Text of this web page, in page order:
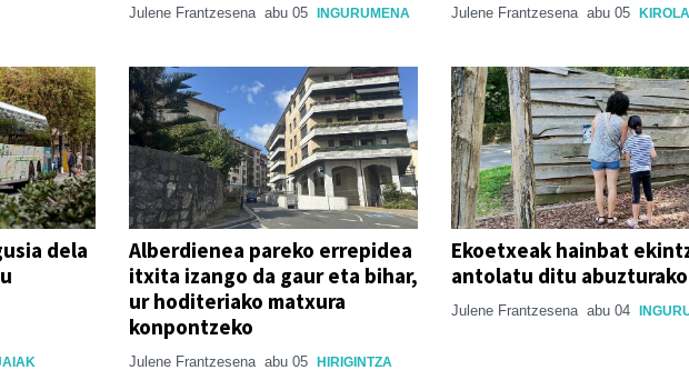
Julene Frantzesena abu 05 INGURUMENA Julene Frantzesena abu 05 KIROLA
dela
Alberdienea pareko errepidea
itxita izango da gaur eta bihar,
ur hoditeriako matxura
konpontzeko
Julene Frantzesena abu 05 HIRIGINTZA
Ekoetxeak hainbat
antolatu ditu abuzturako
Julene Frantzesena abu 04